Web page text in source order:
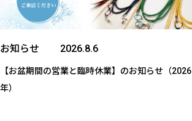
お知らせ
【お盆期間の営業と臨時休業】のお知らせ（2026
年）